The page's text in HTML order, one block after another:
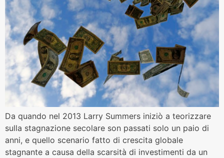
Da quando nel 2013 Larry Summers iniziò a teorizzare
sulla stagnazione secolare son passati solo un paio di
anni, e quello scenario fatto di crescita globale
stagnante a causa della scarsità di investimenti da un